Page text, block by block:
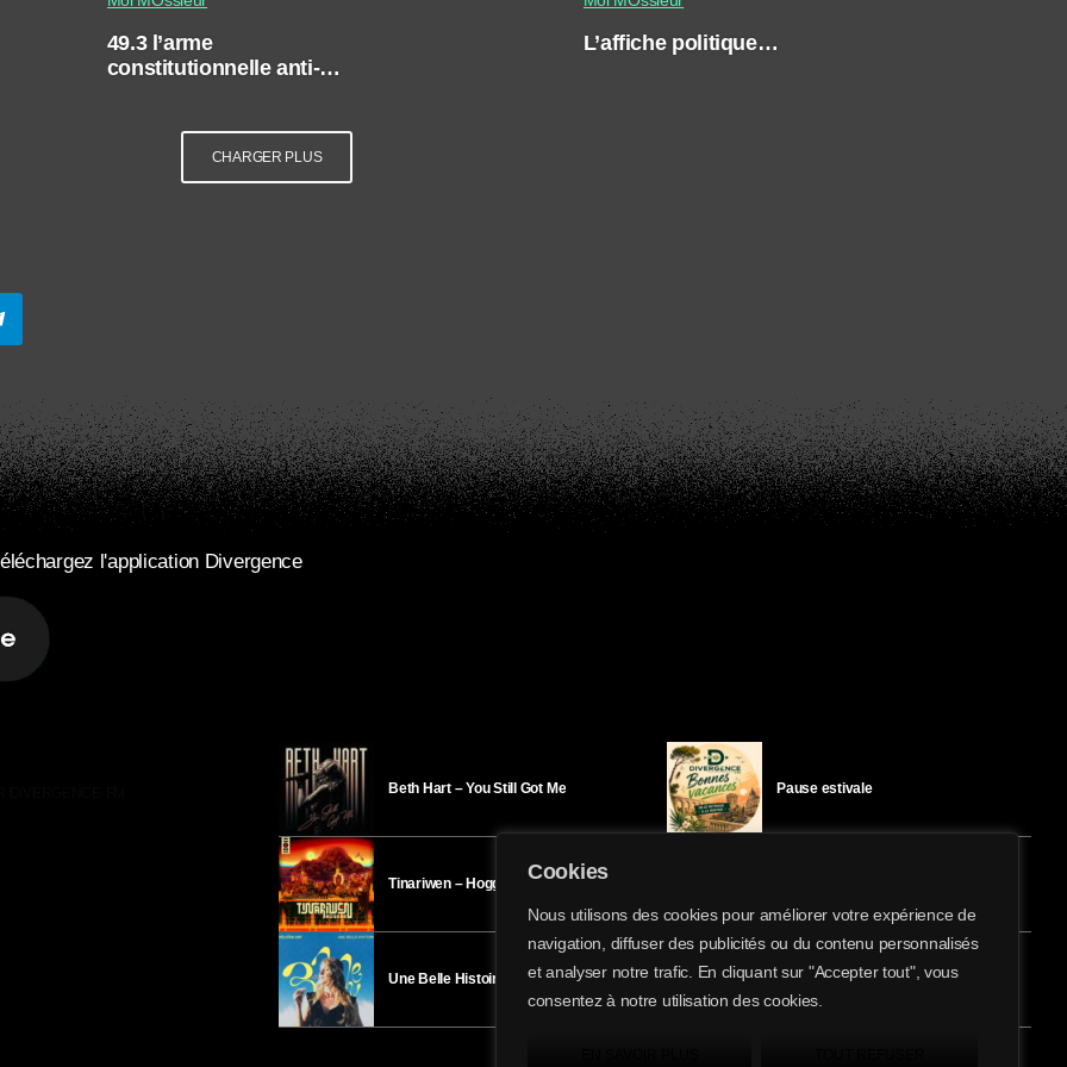
Cookies
Nous utilisons des cookies pour améliorer votre expérience de
navigation, diffuser des publicités ou du contenu personnalisés
et analyser notre trafic. En cliquant sur "Accepter tout", vous
consentez à notre utilisation des cookies.
share
email
49.3 l’arme
constitutionnelle anti-
L’affiche politique…
CHARGER PLUS
l'application Divergence
Beth Hart – You Still Got Me
Tinariwen – Hoggar
Une Belle Histoire – Héloïse Bay
Pause estivale
Ici l’Ombre – mardi 28 juillet